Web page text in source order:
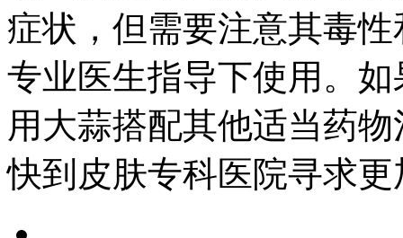
症状，但需要注意其毒
专业医生指导下使用。
用大蒜搭配其他适当药
快到皮肤专科医院寻求